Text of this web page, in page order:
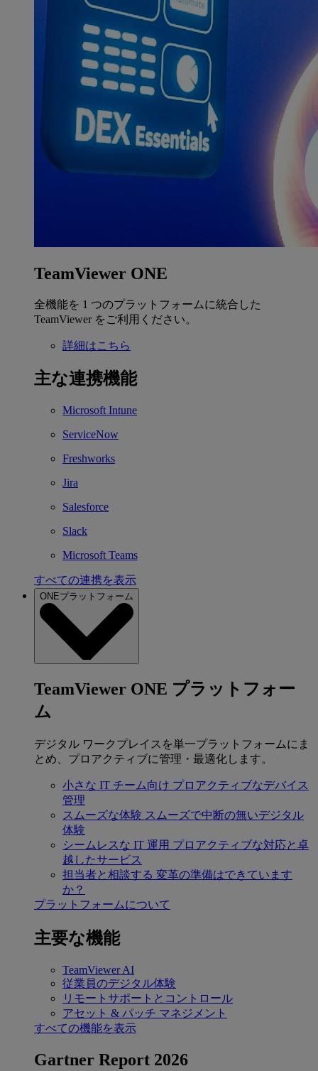
TeamViewer ONE
全機能を 1 つのプラットフォームに統合した
TeamViewer をご利用ください。
詳細はこちら
主な連携機能
Microsoft Intune
ServiceNow
Freshworks
Jira
Salesforce
Slack
Microsoft Teams
すべての連携を表示
ONEプラットフォーム
TeamViewer ONE プラットフォー
ム
デジタル ワークプレイスを単一プラットフォームにま
とめ、プロアクティブに管理・最適化します。
小さな IT チーム向け プロアクティブなデバイス
管理
スムーズな体験 スムーズで中断の無いデジタル
体験
シームレスな IT 運用 プロアクティブな対応と卓
越したサービス
担当者と相談する 変革の準備はできています
か？
プラットフォームについて
主要な機能
TeamViewer AI
従業員のデジタル体験
リモートサポートとコントロール
アセット & パッチ マネジメント
すべての機能を表示
Gartner Report 2026